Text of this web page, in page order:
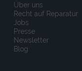
Über uns
Recht auf Reparatur
Jobs
Presse
Newsletter
Blog